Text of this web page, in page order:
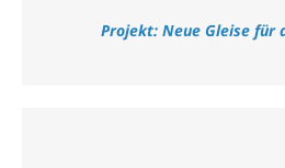
Projekt: Neue Gleise für